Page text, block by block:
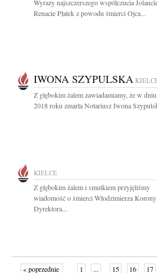
Wyrazy najszczerszego współczucia
Renacie Płatek z powodu śmierci Ojca...
IWONA SZYPULSKA
Z głębokim żalem zawiadamiamy, że w
2018 roku zmarła Notariusz Iwona
KIELCE
Z głębokim żalem i smutkiem przyjęliśmy
wiadomość o śmierci Włodzimierza Korony
Dyrektora...
« poprzednie 1 ... 15 16 17